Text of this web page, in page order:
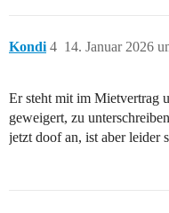
Kondi 14. Januar 2026
4
Er steht mit im Mietvertrag
geweigert, zu
jetzt doof an, ist aber leider